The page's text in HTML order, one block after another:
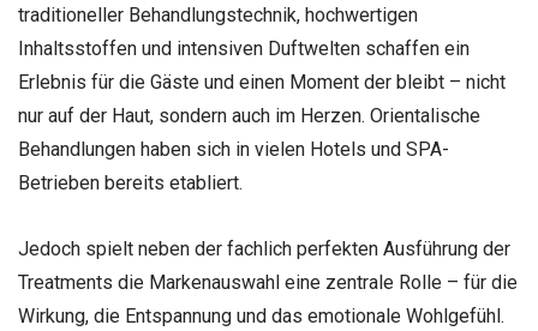
traditioneller Behandlungstechnik, hochwertigen
Inhaltsstoffen und intensiven Duftwelten schaffen ein
Erlebnis für die Gäste und einen Moment der bleibt – nicht
nur auf der Haut, sondern auch im Herzen. Orientalische
Behandlungen haben sich in vielen Hotels und SPA-
Betrieben bereits etabliert.
Jedoch spielt neben der fachlich perfekten Ausführung der
Treatments die Markenauswahl eine zentrale Rolle – für die
Wirkung, die Entspannung und das emotionale Wohlgefühl.